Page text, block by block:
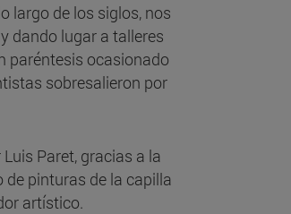
largo de los siglos, nos
dando lugar a talleres
paréntesis ocasionado
sobresalieron por
Paret, gracias a la
pinturas de la capilla
artístico.